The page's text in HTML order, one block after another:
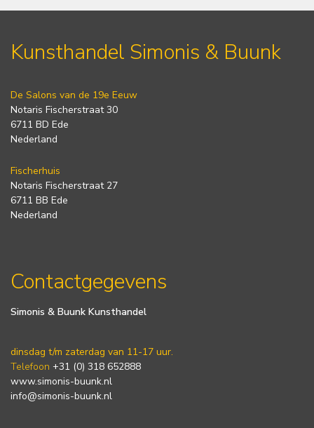
Kunsthandel Simonis & Buunk
De Salons van de 19e Eeuw
Notaris Fischerstraat 30
6711 BD Ede
Nederland
Fischerhuis
Notaris Fischerstraat 27
6711 BB Ede
Nederland
Contactgegevens
Simonis & Buunk Kunsthandel
dinsdag t/m zaterdag van 11-17 uur.
Telefoon +31 (0) 318 652888
www.simonis-buunk.nl
info@simonis-buunk.nl